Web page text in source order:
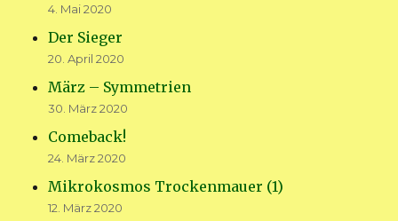
4. Mai 2020
Der Sieger
20. April 2020
März – Symmetrien
30. März 2020
Comeback!
24. März 2020
Mikrokosmos Trockenmauer (1)
12. März 2020